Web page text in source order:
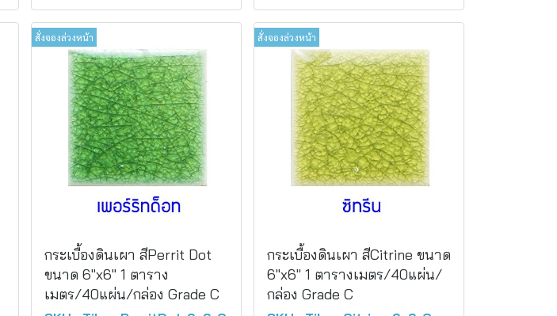
สั่งจองล่วงหน้า
กระเบื้องดินเผา สีPerrit Dot
ขนาด 6"x6" 1 ตาราง
เมตร/40แผ่น/กล่อง Grade C
สั่งจองล่วงหน้า
กระเบื้องดินเผา สีCitrine ขนาด
6"x6" 1 ตารางเมตร/40แผ่น/
กล่อง Grade C